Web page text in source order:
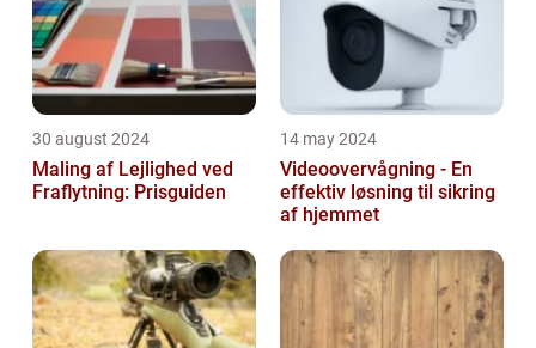
30 august 2024
Maling af Lejlighed ved
Fraflytning: Prisguiden
14 may 2024
Videoovervågning - En
effektiv løsning til sikring
af hjemmet